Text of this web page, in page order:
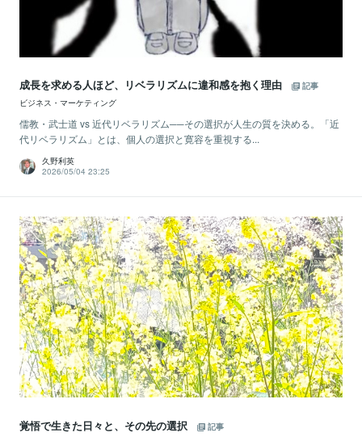
成長を求める人ほど、リベラリズムに違和感を抱く理由
記事
ビジネス・マーケティング
儒教・武士道 vs 近代リベラリズム──その選択が人生の質を決める。「近
代リベラリズム」とは、個人の選択と寛容を重視する...
久野利英
2026/05/04 23:25
覚悟で生きた日々と、その先の選択
記事